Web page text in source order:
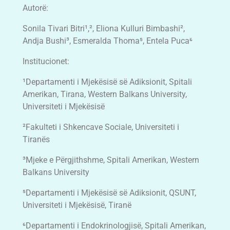
Autorë:
Sonila Tivari Bitri¹,², Eliona Kulluri Bimbashi²,
Andja Bushi³, Esmeralda Thoma⁵, Entela Puca⁶
Institucionet:
¹Departamenti i Mjekësisë së Adiksionit, Spitali
Amerikan, Tirana, Western Balkans University,
Universiteti i Mjekësisë
²Fakulteti i Shkencave Sociale, Universiteti i
Tiranës
³Mjeke e Përgjithshme, Spitali Amerikan, Western
Balkans University
⁵Departamenti i Mjekësisë së Adiksionit, QSUNT,
Universiteti i Mjekësisë, Tiranë
⁶Departamenti i Endokrinologjisë, Spitali Amerikan,